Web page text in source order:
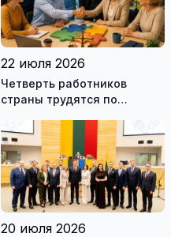
22 июля 2026
Четверть работников
страны трудятся по
это выгодно и
сотрудникам, и
работодателям
20 июля 2026